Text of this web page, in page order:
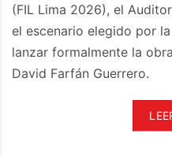
(FIL Lima 2026), el
el escenario elegido por
lanzar formalmente la
David Farfán Guerrero.